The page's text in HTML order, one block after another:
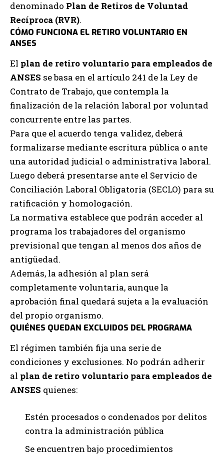
denominado Plan de Retiros de Voluntad
Recíproca (RVR).
CÓMO FUNCIONA EL RETIRO VOLUNTARIO EN
ANSES
El plan de retiro voluntario para empleados de
ANSES se basa en el artículo 241 de la Ley de
Contrato de Trabajo, que contempla la
finalización de la relación laboral por voluntad
concurrente entre las partes.
Para que el acuerdo tenga validez, deberá
formalizarse mediante escritura pública o ante
una autoridad judicial o administrativa laboral.
Luego deberá presentarse ante el Servicio de
Conciliación Laboral Obligatoria (SECLO) para su
ratificación y homologación.
La normativa establece que podrán acceder al
programa los trabajadores del organismo
previsional que tengan al menos dos años de
antigüedad.
Además, la adhesión al plan será
completamente voluntaria, aunque la
aprobación final quedará sujeta a la evaluación
del propio organismo.
QUIÉNES QUEDAN EXCLUIDOS DEL PROGRAMA
El régimen también fija una serie de
condiciones y exclusiones. No podrán adherir
al plan de retiro voluntario para empleados de
ANSES quienes:
Estén procesados o condenados por delitos
contra la administración pública
Se encuentren bajo procedimientos